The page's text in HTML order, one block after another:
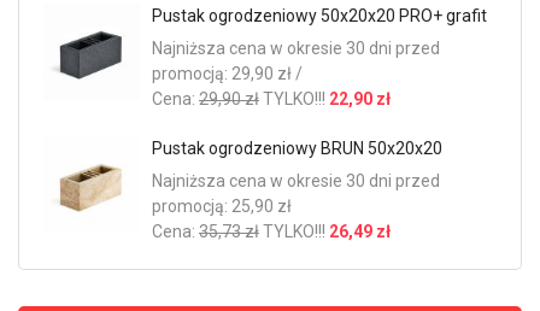
Pustak ogrodzeniowy 50x20x20 PRO+ grafit
Najniższa cena w okresie 30 dni przed
promocją: 29,90 zł /
Cena: 29,90 złTYLKO!!! 22,90 zł
Pustak ogrodzeniowy BRUN 50x20x20
Najniższa cena w okresie 30 dni przed
promocją: 25,90 zł
Cena: 35,73 złTYLKO!!! 26,49 zł